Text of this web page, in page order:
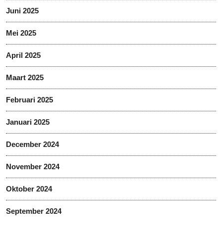
Juni 2025
Mei 2025
April 2025
Maart 2025
Februari 2025
Januari 2025
December 2024
November 2024
Oktober 2024
September 2024